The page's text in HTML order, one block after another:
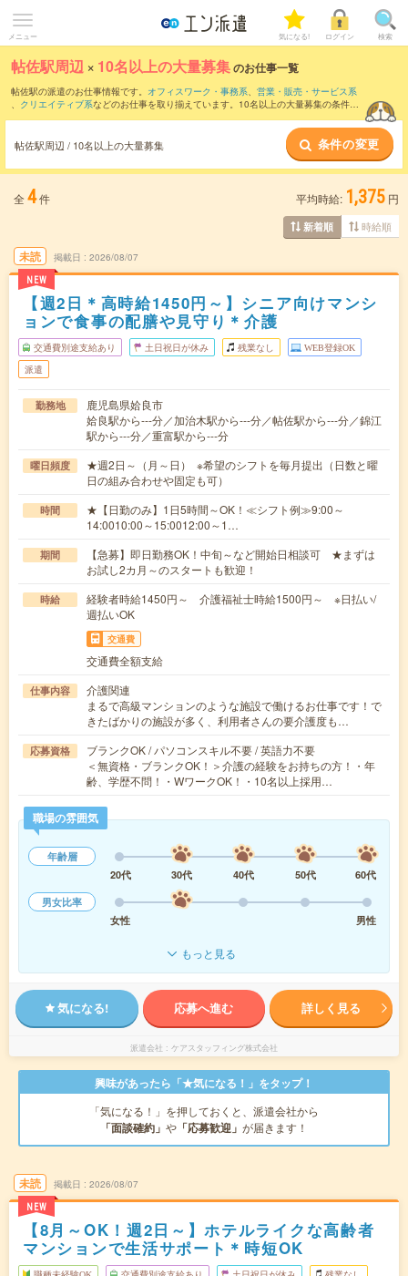
メニュー 気になる! ログイン 検索
帖佐駅周辺 × 10名以上の大量募集のお仕事一覧
帖佐駅の派遣のお仕事情報です。 オフィスワーク・事務系、 営業・販売・サービス系
、 クリエイティブ系などのお仕事を取り揃えています。10名以上の大量募集の条件の
帖佐駅周辺 / 10名以上の大量募集 条件の変更
全 4件 平均時給: 1,375 円
新着順 時給順
未読
NEW
掲載日 2026/08/07
【週2日＊高時給1450円～】シニア向けマンシ
ョンで食事の配膳や見守り＊介護
交通費別途支給あり 土日祝日が休み 残業なし WEB登録OK
派遣
勤務地
鹿児島県姶良市
姶良駅から---分／加治木駅から---分／帖佐駅から---分／錦江
駅から---分／重富駅から---分
曜日頻度
★週2日～（月～日） ※希望のシフトを毎月提出（日数と曜
日の組み合わせや固定も可）
時間
★【日勤のみ】1日5時間～OK！≪シフト例≫9:00～
14:0010:00～15:0012:00～1…
期間
【急募】即日勤務OK！中旬～など開始日相談可 ★まずは
お試し2カ月～のスタートも歓迎！
時給
経験者時給1450円～ 介護福祉士時給1500円～ ※日払い/
週払いOK
交通費
交通費全額支給
仕事内容
介護関連
まるで高級マンションのような施設で働けるお仕事です！で
きたばかりの施設が多く、利用者さんの要介護度も…
応募資格
ブランクOK / パソコンスキル不要 / 英語力不要
＜無資格・ブランクOK！＞介護の経験をお持ちの方！・年
齢、学歴不問！・WワークOK！・10名以上採用…
職場の雰囲気
年齢層
20代
30代 40代 50代
60代
男女比率
女性
男性
もっと見る
気になる! 応募へ進む 詳しく見る
派遣会社 ケアスタッフィング株式会社
興味があったら「★気になる！」をタップ！
「気になる！」を押しておくと、派遣会社から
「面談確約」 や 「応募歓迎」 が届きます！
未読
NEW
掲載日 2026/08/07
【8月～OK！週2日～】ホテルライクな高齢者
マンションで生活サポート＊時短OK
職種未経験OK 交通費別途支給あり 土日祝日が休み 残業なし